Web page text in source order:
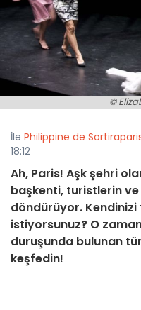
©
İle Philippine de
18:12
Ah, Paris! Aşk şehri
başkenti, turistlerin ve
döndürüyor. Kendinizi
istiyorsunuz? O
duruşunda bulunan
keşfedin!